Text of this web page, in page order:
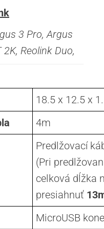
3 Pro, Argus
Reolink Duo,
18.5 x 12.5 x
4m
Predlžovací
(Pri
celková dĺžka
presiahnuť
MicroUSB